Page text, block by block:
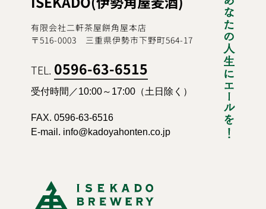
有限会社二軒茶屋餅角屋本店
〒516-0003 三重県伊勢市下野町564-17
TEL. 0596-63-6515
受付時間／10:00～17:00（土日除く）
FAX. 0596-63-6516
E-mail. info@kadoyahonten.co.jp